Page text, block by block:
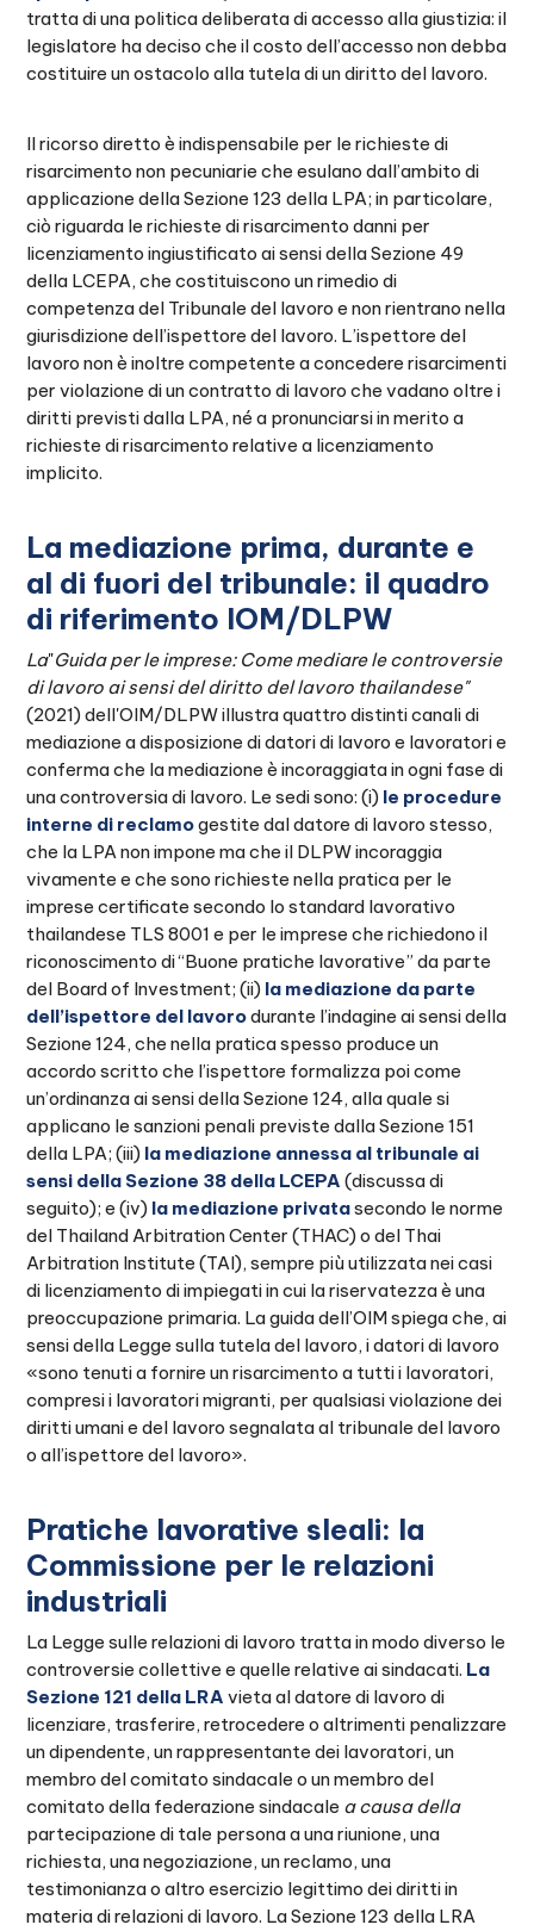
tratta di una politica deliberata di accesso alla giustizia: il
legislatore ha deciso che il costo dell’accesso non debba
costituire un ostacolo alla tutela di un diritto del lavoro.
Il ricorso diretto è indispensabile per le richieste di
risarcimento non pecuniarie che esulano dall’ambito di
applicazione della Sezione 123 della LPA; in particolare,
ciò riguarda le richieste di risarcimento danni per
licenziamento ingiustificato ai sensi della Sezione 49
della LCEPA, che costituiscono un rimedio di
competenza del Tribunale del lavoro e non rientrano nella
giurisdizione dell’ispettore del lavoro. L’ispettore del
lavoro non è inoltre competente a concedere risarcimenti
per violazione di un contratto di lavoro che vadano oltre i
diritti previsti dalla LPA, né a pronunciarsi in merito a
richieste di risarcimento relative a licenziamento
implicito.
La mediazione prima, durante e
al di fuori del tribunale: il quadro
di riferimento IOM/DLPW
La"Guida per le imprese: Come mediare le controversie
di lavoro ai sensi del diritto del lavoro thailandese"
(2021) dell'OIM/DLPW illustra quattro distinti canali di
mediazione a disposizione di datori di lavoro e lavoratori e
conferma che la mediazione è incoraggiata in ogni fase di
una controversia di lavoro. Le sedi sono: (i) le procedure
interne di reclamogestite dal datore di lavoro stesso,
che la LPA non impone ma che il DLPW incoraggia
vivamente e che sono richieste nella pratica per le
imprese certificate secondo lo standard lavorativo
thailandese TLS 8001 e per le imprese che richiedono il
riconoscimento di “Buone pratiche lavorative” da parte
del Board of Investment; (ii) la mediazione da parte
dell’ispettore del lavorodurante l’indagine ai sensi della
Sezione 124, che nella pratica spesso produce un
accordo scritto che l’ispettore formalizza poi come
un’ordinanza ai sensi della Sezione 124, alla quale si
applicano le sanzioni penali previste dalla Sezione 151
della LPA; (iii) la mediazione annessa al tribunale ai
sensi della Sezione 38 della LCEPA (discussa di
seguito); e (iv) la mediazione privatasecondo le norme
del Thailand Arbitration Center (THAC) o del Thai
Arbitration Institute (TAI), sempre più utilizzata nei casi
di licenziamento di impiegati in cui la riservatezza è una
preoccupazione primaria. La guida dell’OIM spiega che, ai
sensi della Legge sulla tutela del lavoro, i datori di lavoro
«sono tenuti a fornire un risarcimento a tutti i lavoratori,
compresi i lavoratori migranti, per qualsiasi violazione dei
diritti umani e del lavoro segnalata al tribunale del lavoro
o all’ispettore del lavoro».
Pratiche lavorative sleali: la
Commissione per le relazioni
industriali
La Legge sulle relazioni di lavoro tratta in modo diverso le
controversie collettive e quelle relative ai sindacati. La
Sezione 121 della LRA vieta al datore di lavoro di
licenziare, trasferire, retrocedere o altrimenti penalizzare
un dipendente, un rappresentante dei lavoratori, un
membro del comitato sindacale o un membro del
comitato della federazione sindacale a causa della
partecipazione di tale persona a una riunione, una
richiesta, una negoziazione, un reclamo, una
testimonianza o altro esercizio legittimo dei diritti in
materia di relazioni di lavoro. La Sezione 123 della LRA